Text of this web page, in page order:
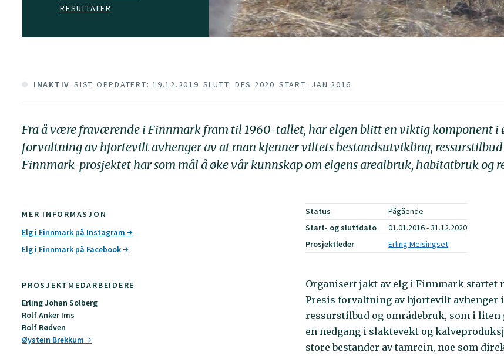
RESULTATER
INAKTIV SIST OPPDATERT: 19.12.2019 SLUTT: DES 2020 START: JAN 2016
Fra å være fraværende i Finnmark fram til 1960-tallet, har elgen blitt en viktig komponent i
forvaltning av hjortevilt avhenger av at man kjenner viltets bestandsutvikling,
Finnmark-prosjektet har som mål å øke vår kunnskap om elgens arealbruk, habitatbruk og
MER INFORMASJON
Elg i Finnmark på Instagram
Elg i Finnmark på Facebook
PROSJEKTMEDARBEIDERE
Erling Johan Solberg
Rolf Anker Ims
Rolf Rødven
Øystein Brekkum
Status
Pågående
Start- og sluttdato
01.01.2016 - 31.12.2020
Prosjektleder
Erling Meisingset
Organisert jakt av elg i Finnmark startet
Presis forvaltning av hjortevilt
ressurstilbud og områdebruk, som i
en nedgang i slaktevekt og
store bestander av tamrein, noe som